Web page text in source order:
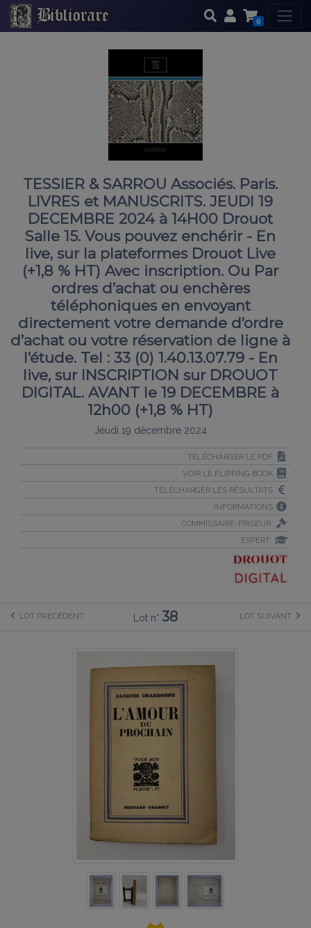
0
TESSIER & SARROU Associés. Paris.
LIVRES et MANUSCRITS. JEUDI 19
DECEMBRE 2024 à 14H00 Drouot
Salle 15. Vous pouvez enchérir - En
live, sur la plateformes Drouot Live
(+1,8 % HT) Avec inscription. Ou Par
ordres d’achat ou enchères
téléphoniques en envoyant
directement votre demande d’ordre
d’achat ou votre réservation de ligne à
l’étude. Tel : 33 (0) 1.40.13.07.79 - En
live, sur INSCRIPTION sur DROUOT
DIGITAL. AVANT le 19 DECEMBRE à
12h00 (+1,8 % HT)
Jeudi 19 décembre 2024
TÉLÉCHARGER LE PDF
VOIR LE FLIPPING BOOK
TÉLÉCHARGER LES RÉSULTATS
INFORMATIONS
COMMISSAIRE-PRISEUR
EXPERT
LOT PRÉCÉDENT Lot n° 38 LOT SUIVANT